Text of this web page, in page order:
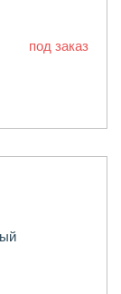
под заказ